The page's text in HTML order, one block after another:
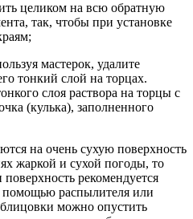
целиком на всю обратную
так, чтобы при установке
мастерок, удалите
тонкий слой на торцах.
слоя раствора на торцы с
(кулька), заполненного
на очень сухую поверхность
жаркой и сухой погоды, то
рекомендуется
помощью распылителя или
можно опустить